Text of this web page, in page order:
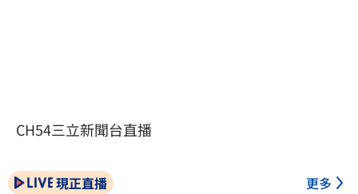
CH54三立新聞台直播
現正直播 更多